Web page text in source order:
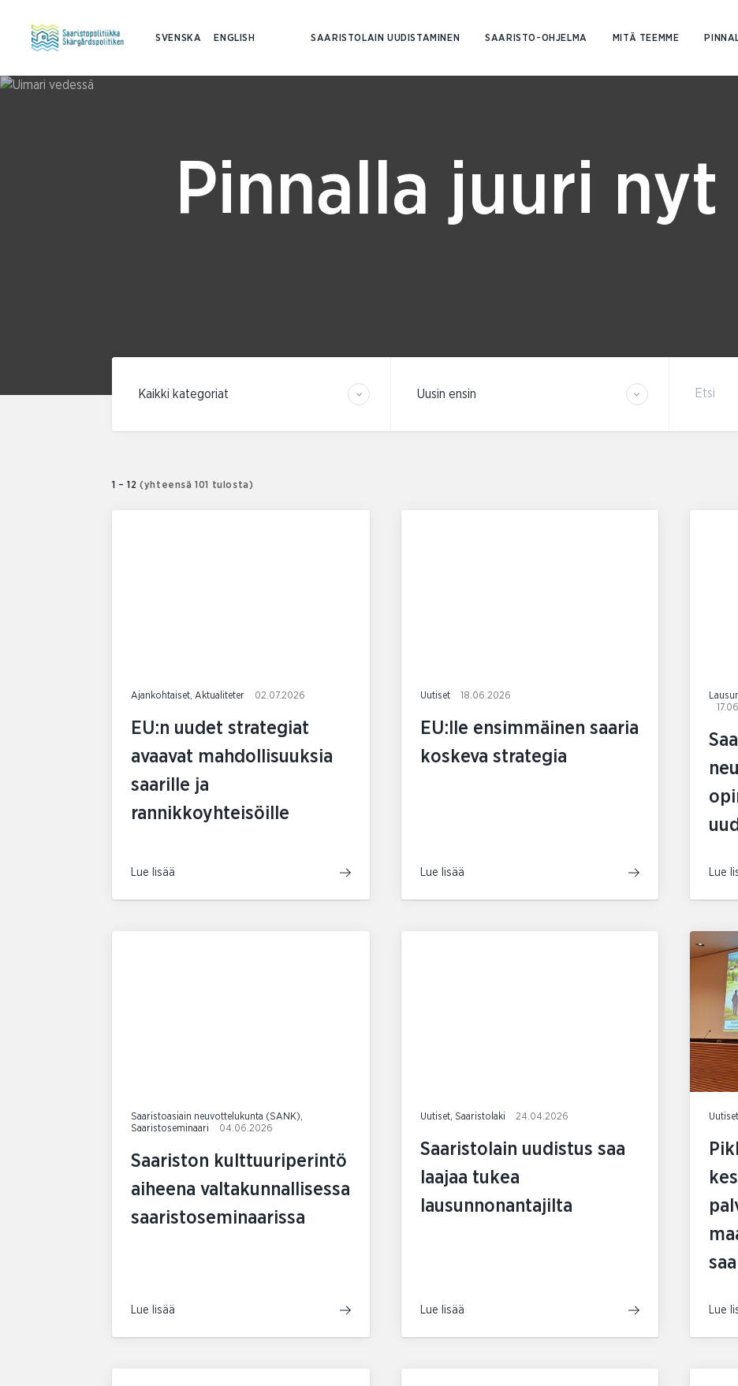
SVENSKA ENGLISH SAARISTOLAIN UUDISTAMINEN SAARISTO-OHJELMA MITÄ TEEMME
Pinnalla juuri nyt
1 – 12 (yhteensä 101 tulosta)
Ajankohtaiset, Aktualiteter 02.07.2026
EU:n uudet strategiat
avaavat mahdollisuuksia
saarille ja
rannikkoyhteisöille
Lue lisää
Uutiset 18.06.2026
EU:lle ensimmäinen saaria
koskeva strategia
Lue lisää Lue
Saaristoasiain neuvottelukunta (SANK),
Saaristoseminaari
04.06.2026
Saariston kulttuuriperintö
aiheena valtakunnallisessa
saaristoseminaarissa
Lue lisää
Uutiset, Saaristolaki 24.04.2026
Saaristolain uudistus saa
laajaa tukea
lausunnonantajilta
Lue lisää
Uutiset
Lue